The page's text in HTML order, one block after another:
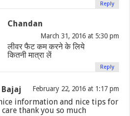
Reply
Chandan
March 31, 2016 at 5:30 pm
लीवर फैट कम करने के लिये
कितनी मात्रा लें
Reply
Bajaj February 22, 2016 at 1:17 pm
information and nice tips for
thank you so much